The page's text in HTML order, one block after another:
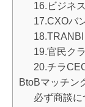
16.ビジネ
17.CXOバ
18.TRANBI
19.官民ク
20.チラ
BtoBマッチン
必ず商談